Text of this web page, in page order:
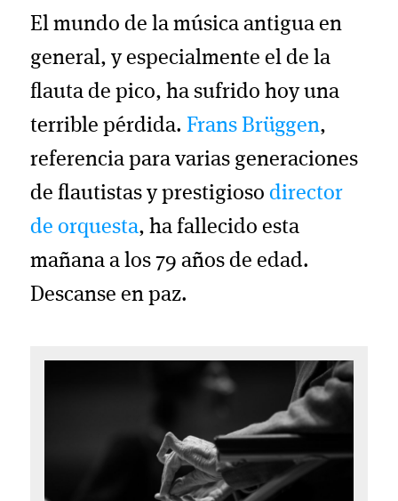
El mundo de la música antigua en
general, y especialmente el de la
flauta de pico, ha sufrido hoy una
terrible pérdida.Frans Brüggen,
referencia para varias generaciones
de flautistas y prestigiosodirector
de orquesta, ha fallecido esta
mañana a los 79 años de edad.
Descanse en paz.